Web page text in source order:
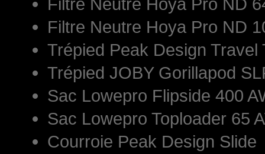
Filtre Neutre Hoya Pro ND
Filtre Neutre Hoya Pro ND
Trépied Peak Design Travel
Trépied JOBY Gorillapod
Sac Lowepro Flipside 400
Sac Lowepro Toploader 65
Courroie Peak Design Slide